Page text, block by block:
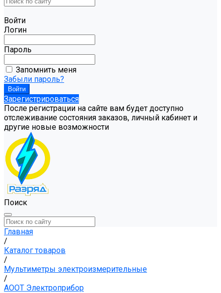
Войти
Логин
Пароль
Запомнить меня
Забыли пароль?
Зарегистрироваться
После регистрации на сайте вам будет доступно
отслеживание состояния заказов, личный кабинет и
другие новые возможности
Поиск
Главная
/
Каталог товаров
/
Мультиметры электроизмерительные
/
АООТ Электроприбор